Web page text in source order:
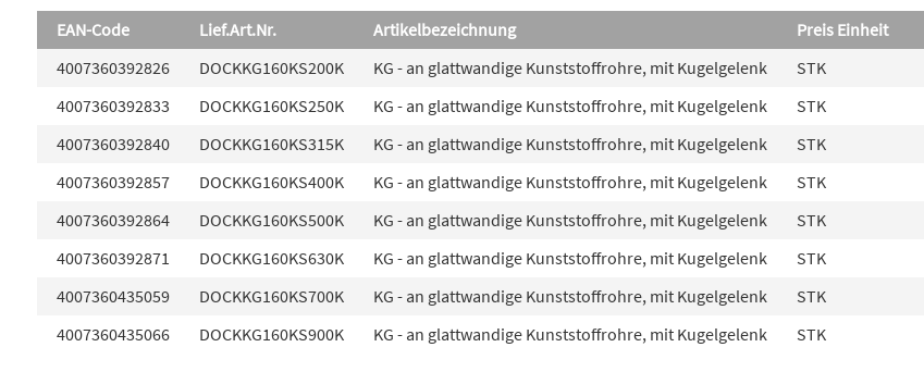
EAN-Code Lief.Art.Nr. Artikelbezeichnung
Preis Einheit
4007360392826
DOCKKG160KS200K KG - an glattwandige Kunststoffrohre, mit Kugelgelenk
STK
4007360392833
DOCKKG160KS250K KG - an glattwandige Kunststoffrohre, mit Kugelgelenk
STK
4007360392840
DOCKKG160KS315K KG - an glattwandige Kunststoffrohre, mit Kugelgelenk
STK
4007360392857
DOCKKG160KS400K KG - an glattwandige Kunststoffrohre, mit Kugelgelenk
STK
4007360392864
DOCKKG160KS500K KG - an glattwandige Kunststoffrohre, mit Kugelgelenk
STK
4007360392871
DOCKKG160KS630K KG - an glattwandige Kunststoffrohre, mit Kugelgelenk
STK
4007360435059
DOCKKG160KS700K KG - an glattwandige Kunststoffrohre, mit Kugelgelenk
STK
4007360435066
DOCKKG160KS900K KG - an glattwandige Kunststoffrohre, mit Kugelgelenk STK